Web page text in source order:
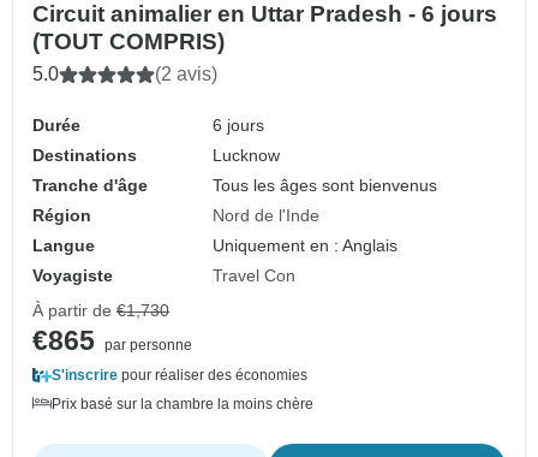
Circuit animalier en Uttar Pradesh - 6 jours
(TOUT COMPRIS)
5.0 (2 avis)
Durée
6 jours
Destinations
Lucknow
Tranche d'âge
Tous les âges sont bienvenus
Région
Nord de l'Inde
Langue
Uniquement en : Anglais
Voyagiste
Travel Con
À partir de €1,730
€865 par personne
S'inscrire pour réaliser des économies
Prix basé sur la chambre la moins chère